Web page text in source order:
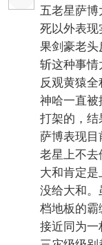
五老星萨
死以外表
果剑豪老
斩这种事情
反观黄猿全
神哈一直
打架的，结
萨博表现
老星上不去
大和肯定
没给大和
档地板的
接近同为一